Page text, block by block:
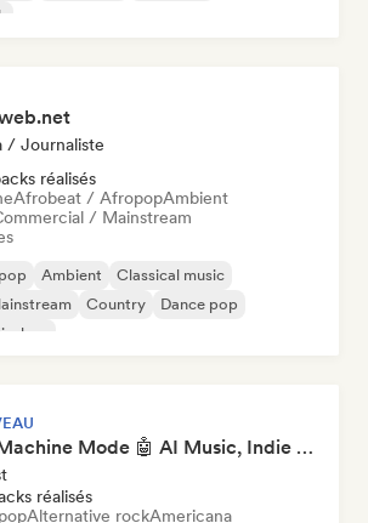
/ Journaliste
réalisés
Afrobeat / AfropopAmbient
/ Mainstream
Ambient
Classical music
Country
Dance pop
hop
Pop Machine Mode 🤖 AI Music, Indie Pop & Dream Pop
réalisés
Alternative rockAmericana